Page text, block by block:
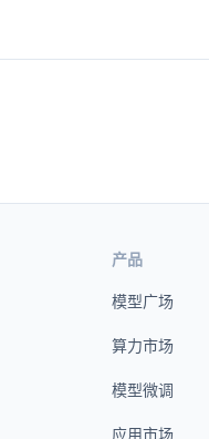
产品
模型广场
算力市场
模型微调
应用市场